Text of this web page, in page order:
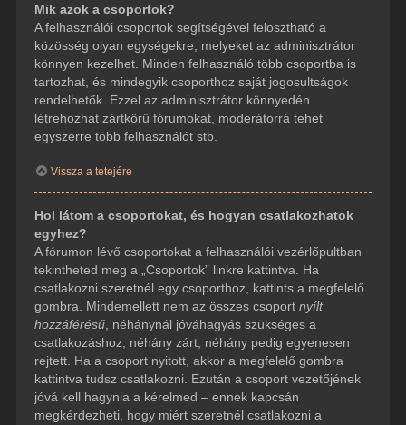
Mik azok a csoportok?
A felhasználói csoportok segítségével felosztható a
közösség olyan egységekre, melyeket az adminisztrátor
könnyen kezelhet. Minden felhasználó több csoportba is
tartozhat, és mindegyik csoporthoz saját jogosultságok
rendelhetők. Ezzel az adminisztrátor könnyedén
létrehozhat zártkörű fórumokat, moderátorrá tehet
egyszerre több felhasználót stb.
Vissza a tetejére
Hol látom a csoportokat, és hogyan csatlakozhatok
egyhez?
A fórumon lévő csoportokat a felhasználói vezérlőpultban
tekintheted meg a „Csoportok” linkre kattintva. Ha
csatlakozni szeretnél egy csoporthoz, kattints a megfelelő
gombra. Mindemellett nem az összes csoport nyílt
hozzáférésű, néhánynál jóváhagyás szükséges a
csatlakozáshoz, néhány zárt, néhány pedig egyenesen
rejtett. Ha a csoport nyitott, akkor a megfelelő gombra
kattintva tudsz csatlakozni. Ezután a csoport vezetőjének
jóvá kell hagynia a kérelmed – ennek kapcsán
megkérdezheti, hogy miért szeretnél csatlakozni a